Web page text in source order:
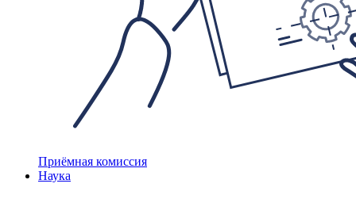
Приёмная комиссия
Наука